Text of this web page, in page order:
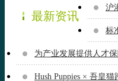
最新资讯
沪
标
为产业发展提供人才
Hush Puppies × 吾皇